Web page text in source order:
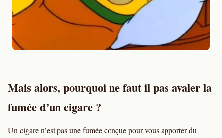
Mais alors, pourquoi ne faut il pas avaler la
fumée d’un cigare ?
Un cigare n’est pas une fumée conçue pour vous apporter du